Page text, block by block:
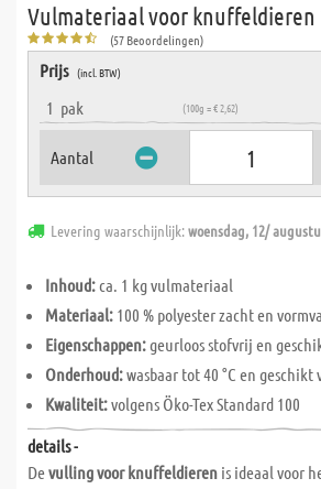
Vulmateriaal voor knuffeldieren
(57 Beoordelingen)
Prijs (incl. BTW)
1 pak (100g = € 2,62)
Aantal
Levering waarschijnlijk:woensdag, 12/
Inhoud:ca. 1 kg vulmateriaal
Materiaal: 100 % polyester zacht en
Eigenschappen:geurloos stofvrij en
Onderhoud:wasbaar tot 40 °C en geschikt
Kwaliteit:volgens Öko-Tex Standard 100
details -
Devulling voor knuffeldieren is ideaal voor